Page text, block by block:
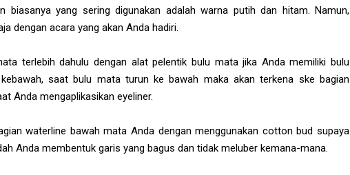
biasanya yang sering digunakan adalah warna putih dan hitam. Namun,
dengan acara yang akan Anda hadiri.
terlebih dahulu dengan alat pelentik bulu mata jika Anda memiliki bulu
saat bulu mata turun ke bawah maka akan terkena ske bagian
Anda mengaplikasikan eyeliner.
waterline bawah mata Anda dengan menggunakan cotton bud supaya
Anda membentuk garis yang bagus dan tidak meluber kemana-mana.